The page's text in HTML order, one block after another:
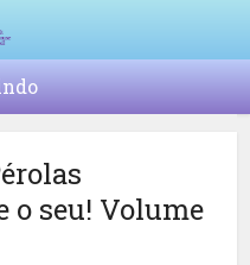
o seu! Volume